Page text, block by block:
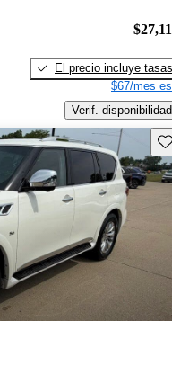
El precio incluye tasas
$67/mes
Verif. disponibilidad